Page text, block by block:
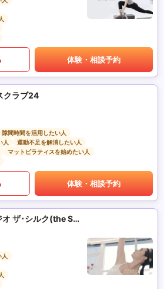
体験・相談予約
クラブ24
隙間時間を活用したい人
人
運動不足を解消したい人
マットピラティスを始めたい人
体験・相談予約
マシンピラティススタジオ ザ･シルク(the SILK)
人